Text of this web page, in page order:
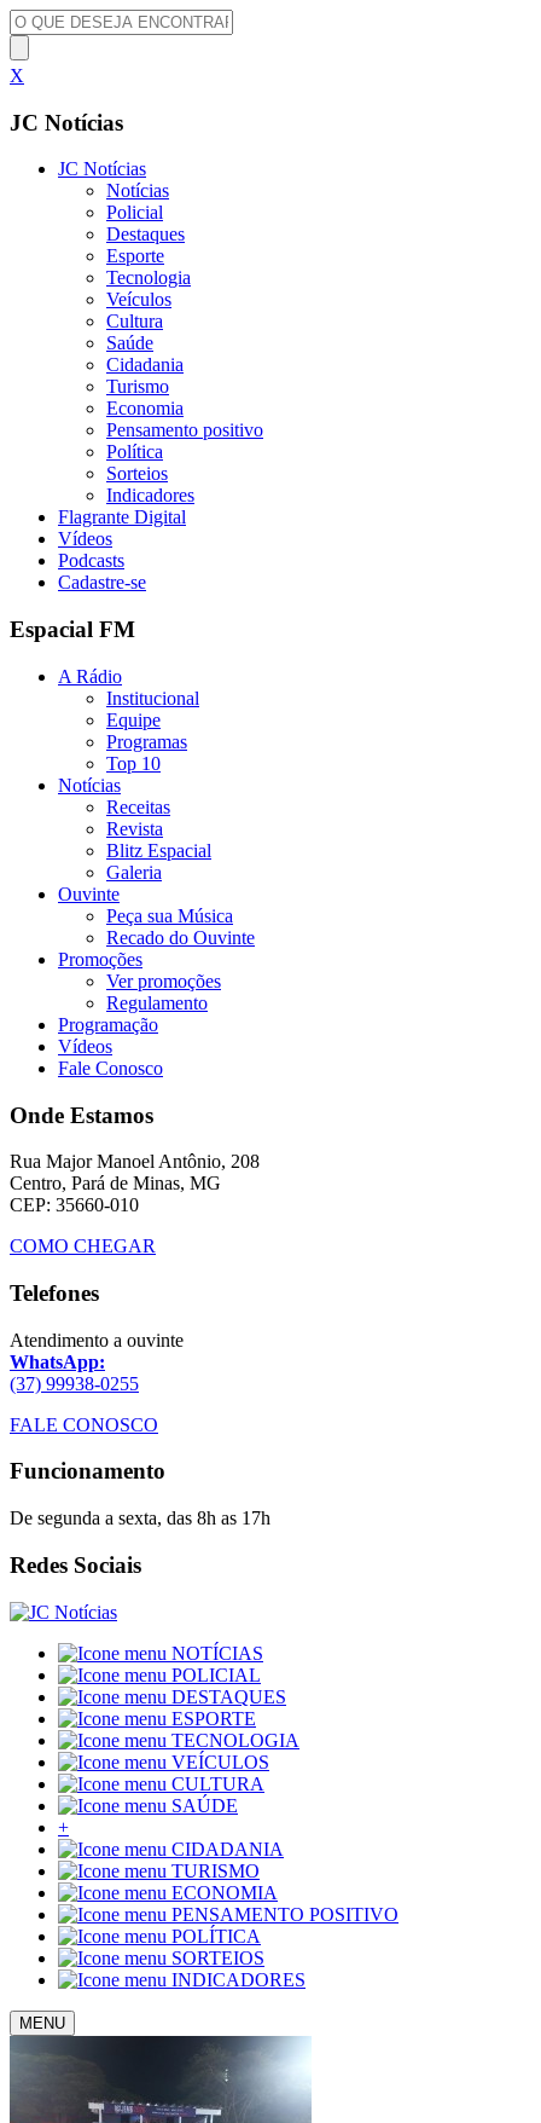
X
JC Notícias
JC Notícias
Notícias
Policial
Destaques
Esporte
Tecnologia
Veículos
Cultura
Saúde
Cidadania
Turismo
Economia
Pensamento positivo
Política
Sorteios
Indicadores
Flagrante Digital
Vídeos
Podcasts
Cadastre-se
Espacial FM
A Rádio
Institucional
Equipe
Programas
Top 10
Notícias
Receitas
Revista
Blitz Espacial
Galeria
Ouvinte
Peça sua Música
Recado do Ouvinte
Promoções
Ver promoções
Regulamento
Programação
Vídeos
Fale Conosco
Onde Estamos
Rua Major Manoel Antônio, 208
Centro, Pará de Minas, MG
CEP: 35660-010
COMO CHEGAR
Telefones
Atendimento a ouvinte
WhatsApp:
(37) 99938-0255
FALE CONOSCO
Funcionamento
De segunda a sexta, das 8h as 17h
Redes Sociais
NOTÍCIAS
POLICIAL
DESTAQUES
ESPORTE
TECNOLOGIA
VEÍCULOS
CULTURA
SAÚDE
+
CIDADANIA
TURISMO
ECONOMIA
PENSAMENTO POSITIVO
POLÍTICA
SORTEIOS
INDICADORES
MENU